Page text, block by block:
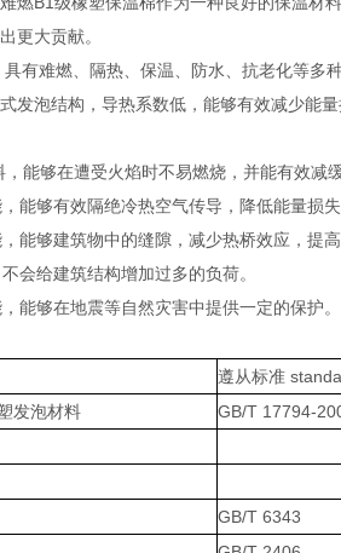
更大贡献。
有难燃、隔热、保温、防水、抗老化等多
发泡结构，导热系数低，能够有效减少能
能够在遭受火焰时不易燃烧，并能有效减
能够有效隔绝冷热空气传导，降低能量损
能够建筑物中的缝隙，减少热桥效应，提
会给建筑结构增加过多的负荷。
能够在地震等自然灾害中提供一定的保护。
遵从标准
发泡材料
GB/T 17794-
GB/T 6343